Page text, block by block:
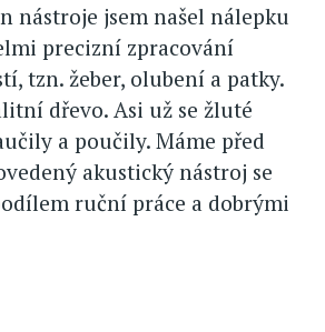
nástroje jsem našel nálepku
precizní zpracování
tzn. žeber, olubení a patky.
dřevo. Asi už se žluté
a poučily. Máme před
akustický nástroj se
ruční práce a dobrými